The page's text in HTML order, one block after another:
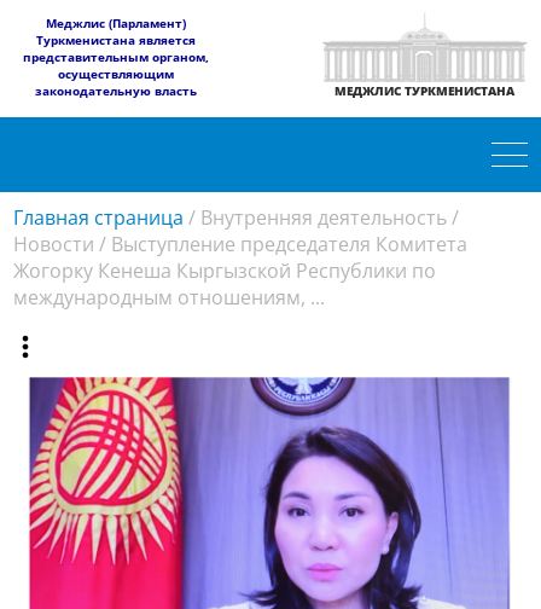
​Меджлис (Парламент)
Туркменистана является
представительным органом,
осуществляющим
законодательную власть
МЕДЖЛИС ТУРКМЕНИСТАНА
Главная страница / Внутренняя деятельность/
Новости / Выступление председателя Комитета
Жогорку Кенеша Кыргызской Республики по
международным отношениям, ...